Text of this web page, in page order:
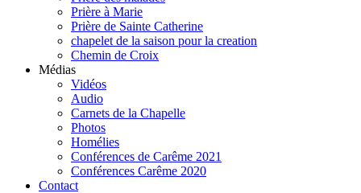
Prière à Marie
Prière de Sainte Catherine
chapelet de la saison pour la creation
Chemin de Croix
Médias
Vidéos
Audio
Carnets de la Chapelle
Photos
Homélies
Conférences de Carême 2021
Conférences Carême 2020
Contact